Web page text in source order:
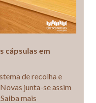
cápsulas em
de recolha e
junta-se assim
mais